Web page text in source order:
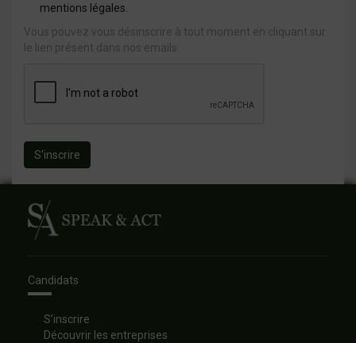
mentions légales.
Vous pouvez vous désinscrire à tout moment en cliquant sur
le lien présent dans nos emails.
S'inscrire
Candidats
S’inscrire
Découvrir les entreprises